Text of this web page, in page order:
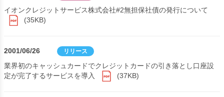
イオンクレジットサービス株式会社#2無担保社債の発行について
(35KB)
2001/06/26 リリース
業界初のキャッシュカードでクレジットカードの引き落とし口座設
定が完了するサービスを導入
(37KB)